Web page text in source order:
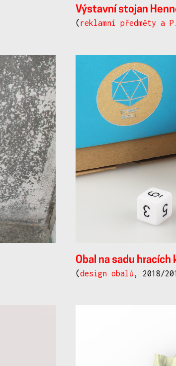
Výstavní stojan
(reklamní předměty a
Obal na sadu
(design obalů , 2018/